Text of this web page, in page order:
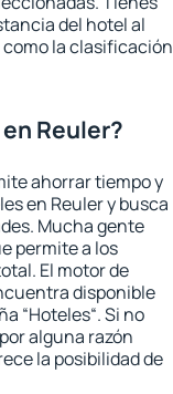
del hotel al
como la clasificación
Reuler?
ahorrar tiempo y
en Reuler y busca
Mucha gente
permite a los
El motor de
disponible
“Hoteles“. Si no
alguna razón
la posibilidad de